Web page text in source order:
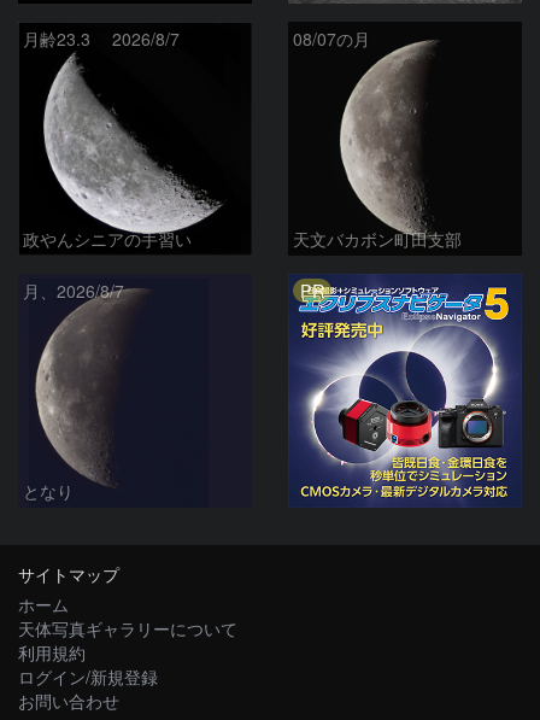
月齢23.3 2026/8/7
政やんシニアの手習い
08/07の月
天文バカボン町田支部
月、2026/8/7
となり
PR
サイトマップ
ホーム
天体写真ギャラリーについて
利用規約
ログイン/新規登録
お問い合わせ